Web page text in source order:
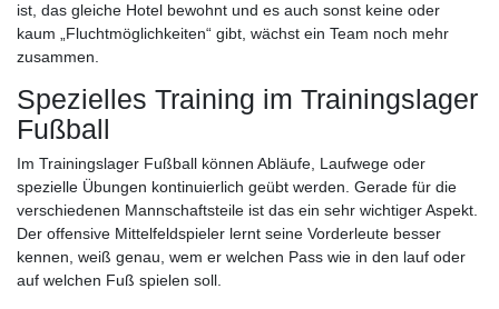
ist, das gleiche Hotel bewohnt und es auch sonst keine oder
kaum „Fluchtmöglichkeiten“ gibt, wächst ein Team noch mehr
zusammen.
Spezielles Training im Trainingslager
Fußball
Im Trainingslager Fußball können Abläufe, Laufwege oder
spezielle Übungen kontinuierlich geübt werden. Gerade für die
verschiedenen Mannschaftsteile ist das ein sehr wichtiger Aspekt.
Der offensive Mittelfeldspieler lernt seine Vorderleute besser
kennen, weiß genau, wem er welchen Pass wie in den lauf oder
auf welchen Fuß spielen soll.